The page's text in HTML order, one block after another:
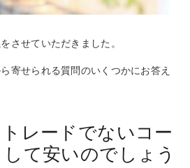
させていただきました。
寄せられる質問のいくつかにお答え
レードでないコー
て安いのでしょう